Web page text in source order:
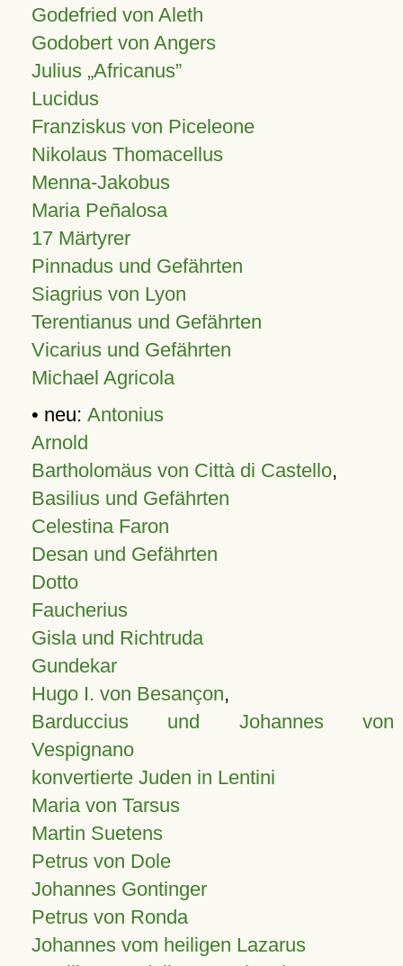
Godefried von Aleth
Godobert von Angers
Julius Africanus
Lucidus
Franziskus von Piceleone
Nikolaus Thomacellus
Menna-Jakobus
Maria Peñalosa
17 Märtyrer
Pinnadus und Gefährten
Siagrius von Lyon
Terentianus und Gefährten
Vicarius und Gefährten
Michael Agricola
• neu: Antonius
Arnold
Bartholomäus von Città di Castello,
Basilius und Gefährten
Celestina Faron
Desan und Gefährten
Dotto
Faucherius
Gisla und Richtruda
Gundekar
Hugo I. von Besançon,
Barduccius und Johannes von
Vespignano
konvertierte Juden in Lentini
Maria von Tarsus
Martin Suetens
Petrus von Dole
Johannes Gontinger
Petrus von Ronda
Johannes vom heiligen Lazarus